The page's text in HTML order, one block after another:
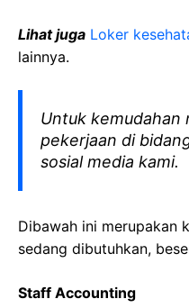
Lihat juga Loker
lainnya.
Untuk kemudahan
pekerjaan di
sosial media kami.
Dibawah ini merupakan
sedang dibutuhkan,
Staff Accounting